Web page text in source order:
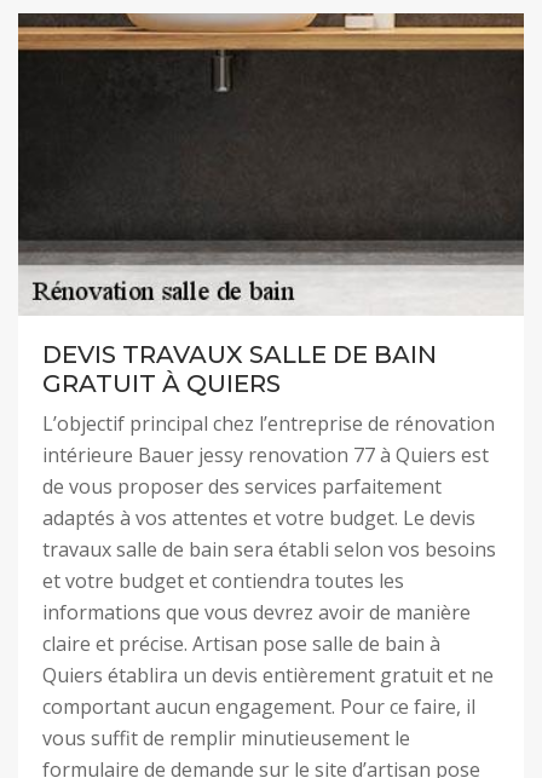
DEVIS TRAVAUX SALLE DE BAIN
GRATUIT À QUIERS
L’objectif principal chez l’entreprise de rénovation
intérieure Bauer jessy renovation 77 à Quiers est
de vous proposer des services parfaitement
adaptés à vos attentes et votre budget. Le devis
travaux salle de bain sera établi selon vos besoins
et votre budget et contiendra toutes les
informations que vous devrez avoir de manière
claire et précise. Artisan pose salle de bain à
Quiers établira un devis entièrement gratuit et ne
comportant aucun engagement. Pour ce faire, il
vous suffit de remplir minutieusement le
formulaire de demande sur le site d’artisan pose